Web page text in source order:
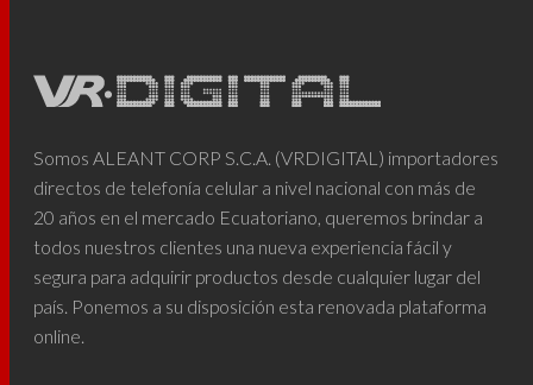
Somos ALEANT CORP S.C.A. (VRDIGITAL) importadores
directos de telefonía celular a nivel nacional con más de
20 años en el mercado Ecuatoriano, queremos brindar a
todos nuestros clientes una nueva experiencia fácil y
segura para adquirir productos desde cualquier lugar del
país. Ponemos a su disposición esta renovada plataforma
online.